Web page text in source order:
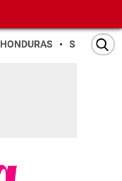
HONDURAS SAN PEDRO